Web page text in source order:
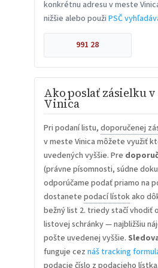
konkrétnu adresu v meste
nižšie alebo použi PSČ
991 28
Ako poslať zásielku v
Vinica
Pri podaní listu, doporučenej
v meste Vinica môžete využiť
uvedených vyššie. Pre
(právne písomnosti, súdne
odporúčame podať priamo na
dostanete podací lístokako
bežný list 2. triedy stačí vhodiť
listovej schránky — najbližšiu
pošte uvedenej vyššie.
funguje cez náš tracking
podacie číslo z podacieho lístka.